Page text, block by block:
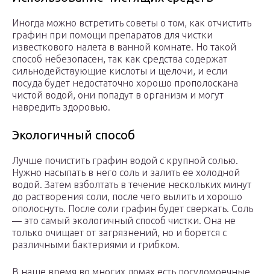
Иногда можно встретить советы о том, как отчистить
графин при помощи препаратов для чистки
известкового налета в ванной комнате. Но такой
способ небезопасен, так как средства содержат
сильнодействующие кислоты и щелочи, и если
посуда будет недостаточно хорошо прополоскана
чистой водой, они попадут в организм и могут
навредить здоровью.
Экологичный способ
Лучше почистить графин водой с крупной солью.
Нужно насыпать в него соль и залить ее холодной
водой. Затем взболтать в течение нескольких минут
до растворения соли, после чего вылить и хорошо
ополоснуть. После соли графин будет сверкать. Соль
— это самый экологичный способ чистки. Она не
только очищает от загрязнений, но и борется с
различными бактериями и грибком.
В наше время во многих домах есть посудомоечные